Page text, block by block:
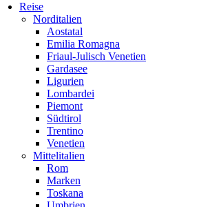
Reise
Norditalien
Aostatal
Emilia Romagna
Friaul-Julisch Venetien
Gardasee
Ligurien
Lombardei
Piemont
Südtirol
Trentino
Venetien
Mittelitalien
Rom
Marken
Toskana